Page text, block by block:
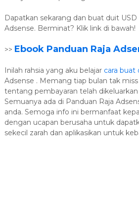
Dapatkan sekarang dan buat duit
Adsense. Berminat? Klik link di bawah!
>> Ebook Panduan Raja
Inilah rahsia yang aku belajar cara buat
Adsense . Memang tiap bulan tak
tentang pembayaran telah dikeluarkan
Semuanya ada di Panduan Raja
anda. Semoga info ini bermanfaat
dengan ucapan berusaha untuk
sekecil zarah dan aplikasikan untuk